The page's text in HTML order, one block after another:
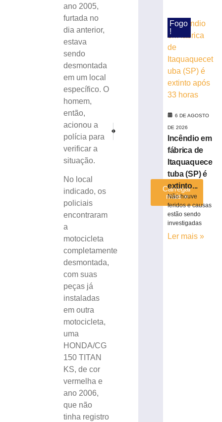
ano 2005,
furtada no
dia anterior,
estava
sendo
desmontada
em um local
específico. O
homem,
então,
acionou a
polícia para
verificar a
situação.
No local
indicado, os
policiais
encontraram
a
motocicleta
completamente
desmontada,
com suas
peças já
instaladas
em outra
motocicleta,
uma
HONDA/CG
150 TITAN
KS, de cor
vermelha e
ano 2006,
que não
tinha registro
Prédio da Defesa Civil de Brusque
Paysandu enfrenta Meninas de Jaraguá pelo
margens
Papanduva
agosto
mais
Carregar
mais »
Fogo
!
6 DE AGOSTO
DE 2026
Incêndio em
fábrica de
Itaquaquece
tuba (SP) é
extinto...
Não houve
feridos e causas
estão sendo
investigadas
Ler mais »